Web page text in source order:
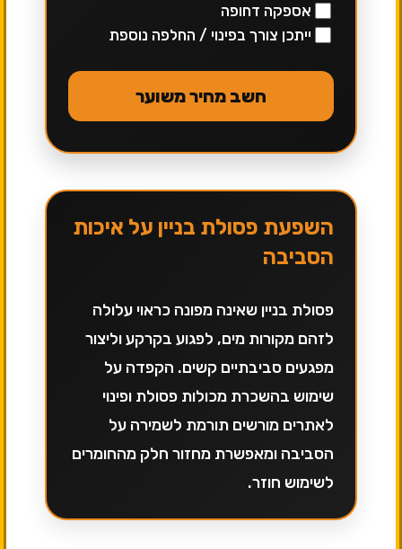
אספקה דחופה
ייתכן צורך בפינוי / החלפה נוספת
חשב מחיר משוער
השפעת פסולת בניין על איכות
הסביבה
פסולת בניין שאינה מפונה כראוי עלולה
לזהם מקורות מים, לפגוע בקרקע וליצור
מפגעים סביבתיים קשים. הקפדה על
שימוש בהשכרת מכולות פסולת ופינוי
לאתרים מורשים תורמת לשמירה על
הסביבה ומאפשרת מחזור חלק מהחומרים
לשימוש חוזר.